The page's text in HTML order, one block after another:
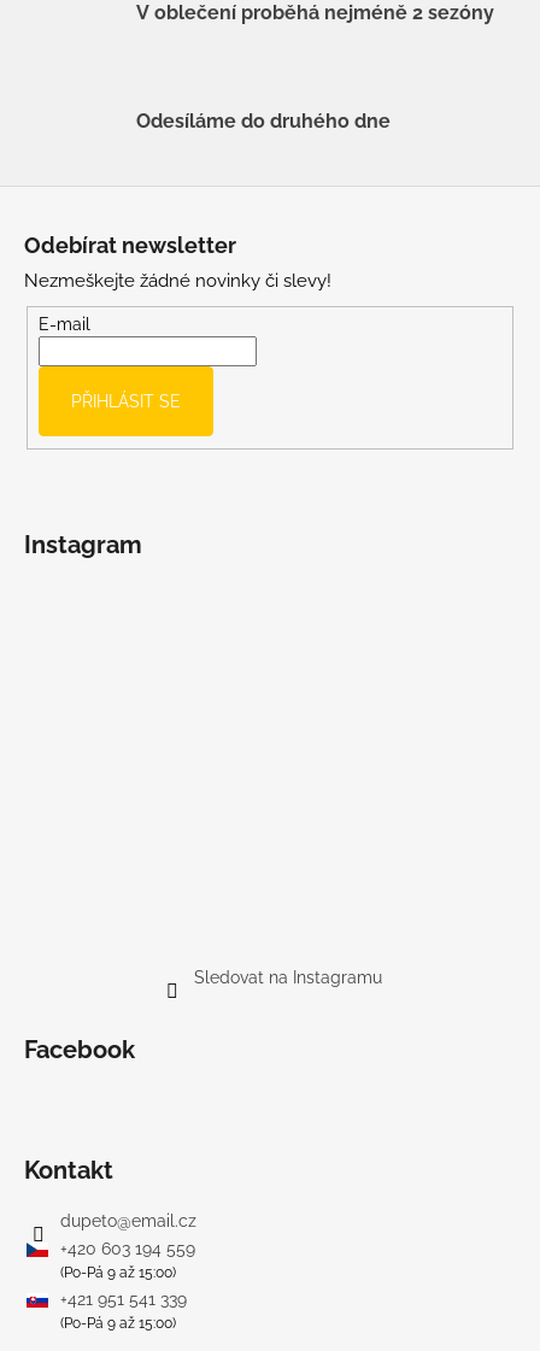
V oblečení proběhá nejméně 2 sezóny
Odesíláme do druhého dne
Odebírat newsletter
Nezmeškejte žádné novinky či slevy!
E-mail
PŘIHLÁSIT SE
Instagram
Sledovat na Instagramu
Facebook
Kontakt
dupeto@email.cz
+420 603 194 559
(Po-Pá 9 až 15:00)
+421 951 541 339
(Po-Pá 9 až 15:00)